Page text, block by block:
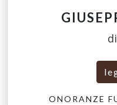
ONORANZE